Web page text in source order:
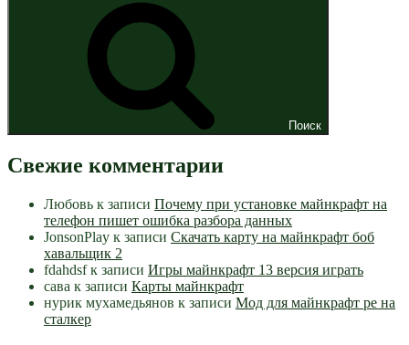
Поиск
Свежие комментарии
Любовь к записи Почему при установке майнкрафт на
телефон пишет ошибка разбора данных
JonsonPlay к записи Скачать карту на майнкрафт боб
хавальщик 2
fdahdsfк записи Игры майнкрафт 13 версия играть
сава к записи Карты майнкрафт
нурик мухамедьянов к записи Мод для майнкрафт pe на
сталкер